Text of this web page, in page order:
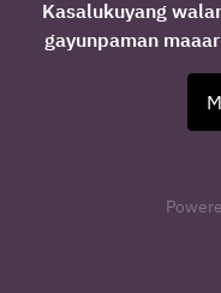
Kasalukuyang
gayunpaman